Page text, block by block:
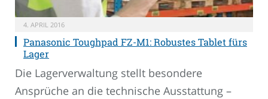
4. APRIL 2016
Panasonic Toughpad FZ-M1: Robustes Tablet fürs
Lager
Die Lagerverwaltung stellt besondere
Ansprüche an die technische Ausstattung –